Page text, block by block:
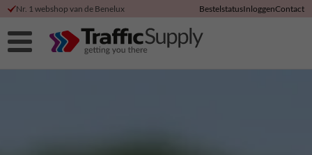
Nr. 1 webshop van de Benelux
Hoge klanttevredenheid
Korting bij directe betaling
Duurzame productie
BestelstatusInloggenContact